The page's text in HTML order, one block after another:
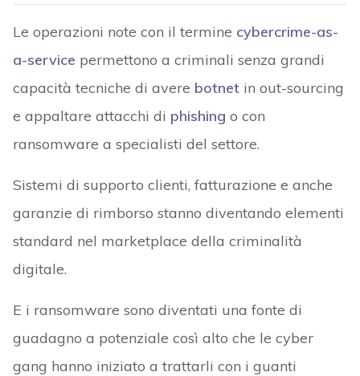
Le operazioni note con il termine cybercrime-as-
a-service permettono a criminali senza grandi
capacità tecniche di avere botnetin out-sourcing
e appaltare attacchi di phishing o con
ransomware a specialisti del settore.
Sistemi di supporto clienti, fatturazione e anche
garanzie di rimborso stanno diventando elementi
standard nel marketplace della criminalità
digitale.
E i ransomware sono diventati una fonte di
guadagno a potenziale così alto che le cyber
gang hanno iniziato a trattarli con i guanti